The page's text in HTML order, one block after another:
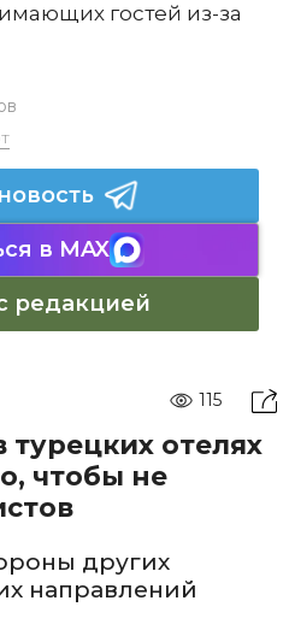
гостей из-за
в MAX
редакцией
115
отелях
чтобы не
других
направлений